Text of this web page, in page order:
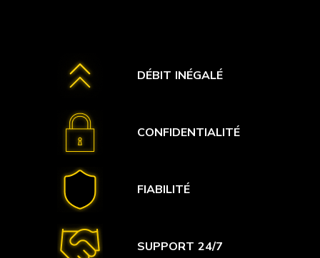
DÉBIT INÉGALÉ
CONFIDENTIALITÉ
FIABILITÉ
SUPPORT 24/7